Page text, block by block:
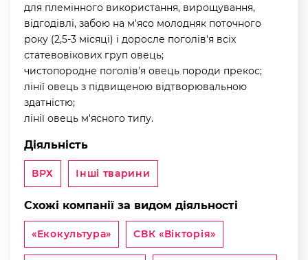
для племінного використання, вирощування,
відгодівлі, забою на м'ясо молодняк поточного
року (2,5-3 місяці) і доросле поголів'я всіх
статевовікових груп овець;
чистопородне поголів'я овець породи прекос;
лінії овець з підвищеною відтворювальною
здатністю;
лінії овець м'ясного типу.
Діяльність
ВРХ Інші тварини
Схожі компанії за видом діяльності
«Екокультура» СВК «Вікторія»